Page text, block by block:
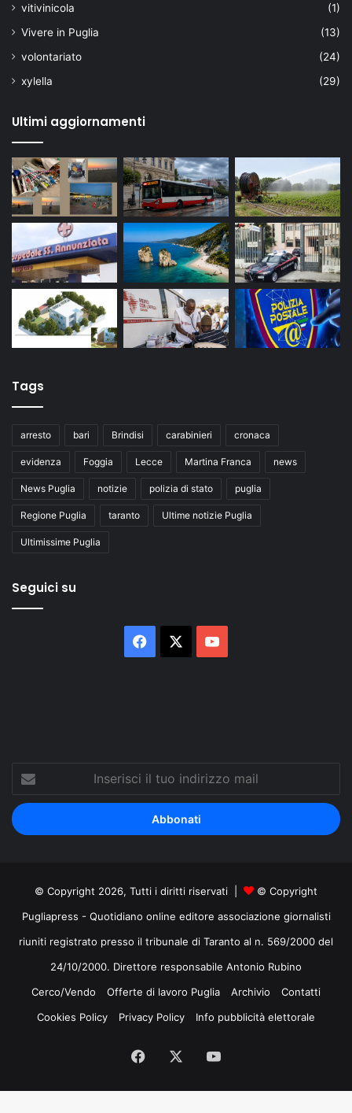
vitivinicola
(1)
Vivere in Puglia
(13)
volontariato
(24)
xylella
(29)
Ultimi aggiornamenti
Tags
arresto bari Brindisi carabinieri cronaca
evidenza Foggia Lecce Martina Franca news
News Puglia notizie polizia di stato puglia
Regione Puglia taranto Ultime notizie Puglia
Ultimissime Puglia
Seguici su
Facebook
Inserisci
tuo
indirizzo
mail
© Copyright 2026, Tutti i diritti riservati |
© Copyright
Pugliapress - Quotidiano online editore associazione giornalisti
riuniti registrato presso il tribunale di Taranto al n. 569/2000 del
24/10/2000. Direttore responsabile Antonio Rubino
Cerco/Vendo
Offerte di lavoro Puglia Archivio
Contatti
Cookies Policy
Privacy Policy Info pubblicità elettorale
Facebook
Tube